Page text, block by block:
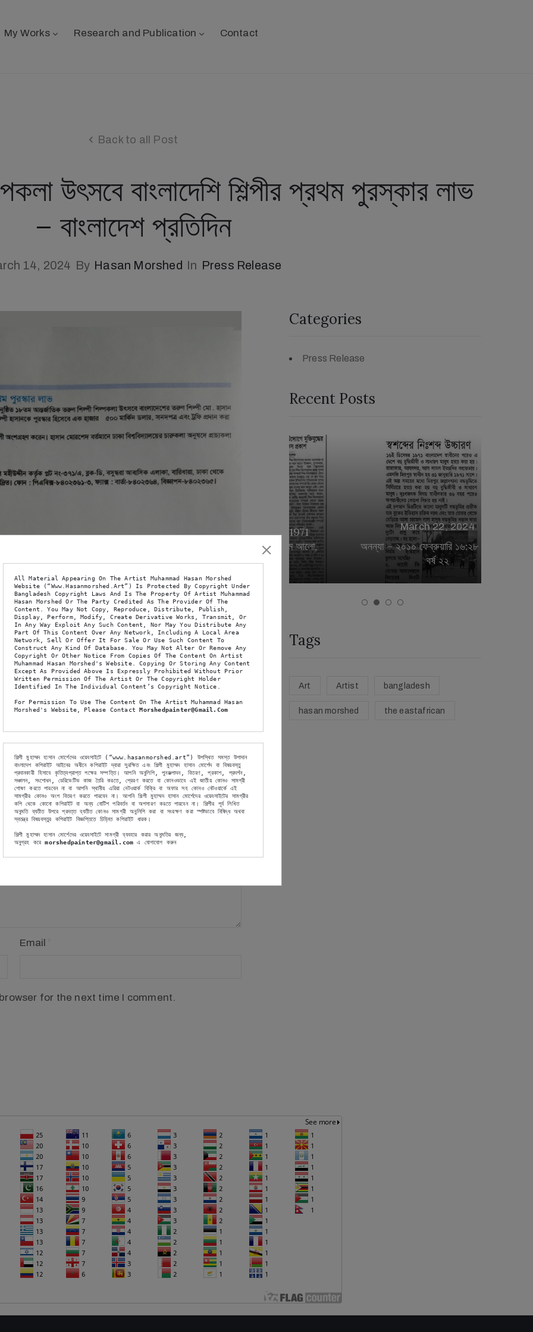
My Works Research and Publication Contact
Back to all Post
উৎসবে বাংলাদেশি শিল্পীর প্রথম পুরস্কার লাভ
– বাংলাদেশ প্রতিদিন
14, 2024 By Hasan Morshed In Press Release
শহরে অনুষ্ঠিত ১৮তম আন্তর্জাতিক তরুণ শিল্পী শিল্পকলা উৎসবে বাংলাদেশের
এক হাজার ৫০০ মার্কিন ডলার, সনদ পত্র এবং ট্রফি প্রদান প্রদান করা
ঢাকা বিশ্ববিদ্যালয়ের প্রাচ্যকলা অনুষদে এমএফএ প্রথম পর্বে অধ্যয়ন করছেন।
Email
for the next time I comment.
Categories
Press Release
Recent Posts
দিনকাল
First Liberation War 1971
based Comic 2008-প্রথম আলো,
বাংলাদেশ সময়
March 22, 2024
অনন্যা – ২০১০ ফেব্রুয়ারি ১৬:২৮ সংখ্যা ০৯
বর্ষ ২২
Tags
Art Artist bangladesh
hasan morshed the eastafrican
All Material Appearing On The Artist Muhammad Hasan Morshed
Website (“www.hasanmorshed.art”) Is Protected By Copyright Under
Bangladesh Copyright Laws And Is The Property Of Artist Muhammad
Hasan Morshed Or The Party Credited As The Provider Of The
Content. You May Not Copy, Reproduce, Distribute, Publish,
Display, Perform, Modify, Create Derivative Works, Transmit, Or
In Any Way Exploit Any Such Content, Nor May You Distribute Any
Part Of This Content Over Any Network, Including A Local Area
Network, Sell Or Offer It For Sale Or Use Such Content To
Construct Any Kind Of Database. You May Not Alter Or Remove Any
Copyright Or Other Notice From Copies Of The Content On Artist
Muhammad Hasan Morshed's Website. Copying Or Storing Any Content
Except As Provided Above Is Expressly Prohibited Without Prior
Written Permission Of The Artist Or The Copyright Holder
Identified In The Individual Content’s Copyright Notice.
For Permission To Use The Content On The Artist Muhammad Hasan
Morshed's Website, Please Contact Morshedpainter@gmail.com
শিল্পী মুহাম্মদ হাসান মোর্শেদের ওয়েবসাইটে (“www.hasanmorshed.art”) উপস্থিত সমস্ত উপাদান
বাংলাদেশ কপিরাইট আইনের অধীনে কপিরাইট দ্বারা সুরক্ষিত এবং শিল্পী মুহাম্মদ হাসান মোর্শেদ বা বিষয়বস্তু
প্রদানকারী হিসাবে কৃতিত্বপ্রাপ্ত পক্ষের সম্পত্তি। আপনি অনুলিপি, পুনরুত্পাদন, বিতরণ, প্রকাশ, প্রদর্শন,
সঞ্চালন, সংশোধন, ডেরিভেটিভ কাজ তৈরি করতে, প্রেরণ করতে বা কোনওভাবে এই জাতীয় কোনও সামগ্রী
শোষণ করতে পারবেন না বা আপনি স্থানীয় এরিয়া নেটওয়ার্ক বিক্রি বা অফার সহ কোনও নেটওয়ার্কে এই
সামগ্রীর কোনও অংশ বিতরণ করতে পারবেন না। আপনি শিল্পী মুহাম্মদ হাসান মোর্শেদের ওয়েবসাইটের সামগ্রীর
কপি থেকে কোনো কপিরাইট বা অন্য নোটিশ পরিবর্তন বা অপসারণ করতে পারবেন না। শিল্পীর পূর্ব লিখিত
অনুমতি ব্যতীত উপরে প্রদত্ত ব্যতীত কোনও সামগ্রী অনুলিপি করা বা সংরক্ষণ করা স্পষ্টভাবে নিষিদ্ধ অথবা
স্বতন্ত্র বিষয়বস্তুর কপিরাইট বিজ্ঞপ্তিতে চিহ্নিত কপিরাইট ধারক।
শিল্পী মুহাম্মদ হাসান মোর্শেদের ওয়েবসাইটে সামগ্রী ব্যবহার করার অনুমতির জন্য,
অনুগ্রহ করে morshedpainter@gmail.com এ যোগাযোগ করুন